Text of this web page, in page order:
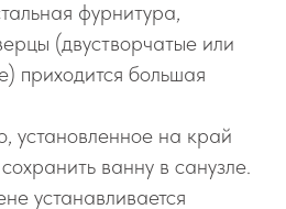
фурнитура,
(двустворчатые или
приходится большая
установленное на край
ванну в санузле.
устанавливается